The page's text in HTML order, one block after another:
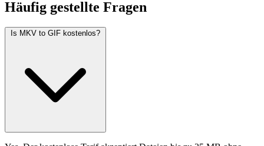
Häufig gestellte Fragen
Is MKV to GIF kostenlos?